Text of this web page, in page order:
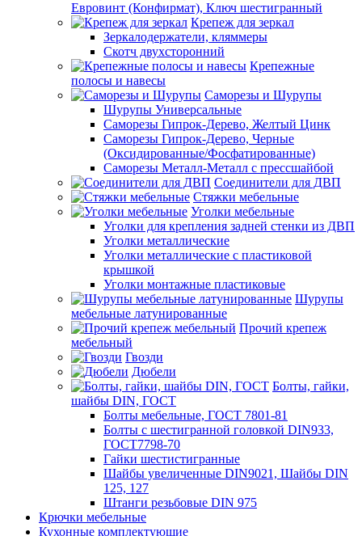
Евровинт (Конфирмат), Ключ шестигранный
Крепеж для зеркал
Зеркалодержатели, кляммеры
Скотч двухсторонний
Крепежные
полосы и навесы
Саморезы и Шурупы
Шурупы Универсальные
Саморезы Гипрок-Дерево, Желтый Цинк
Саморезы Гипрок-Дерево, Черные
(Оксидированные/Фосфатированные)
Саморезы Металл-Металл с прессшайбой
Соединители для ДВП
Стяжки мебельные
Уголки мебельные
Уголки для крепления задней стенки из ДВП
Уголки металлические
Уголки металлические с пластиковой
крышкой
Уголки монтажные пластиковые
Шурупы
мебельные латунированные
Прочий крепеж
мебельный
Гвозди
Дюбели
Болты, гайки,
шайбы DIN, ГОСТ
Болты мебельные, ГОСТ 7801-81
Болты с шестигранной головкой DIN933,
ГОСТ7798-70
Гайки шестистигранные
Шайбы увеличенные DIN9021, Шайбы DIN
125, 127
Штанги резьбовые DIN 975
Крючки мебельные
Кухонные комплектующие